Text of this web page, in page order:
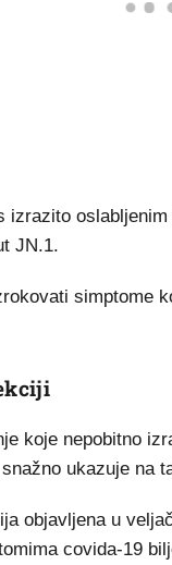
izrazito
JN.1.
simptome
koje nepobitno
ukazuje na
objavljena u
covida-19